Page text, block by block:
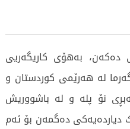
دەکەن، بەهۆی کاریگەریی
لە هەرێمی کوردستان و
نۆ پلە و لە باشووریش
دەگمەن بۆ ئەم